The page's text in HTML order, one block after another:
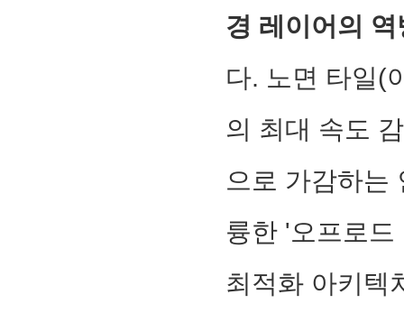
경 레이어의
다. 노면 타일(
의 최대 속도
으로 가감하는
륭한 '오프로
최적화 아키텍